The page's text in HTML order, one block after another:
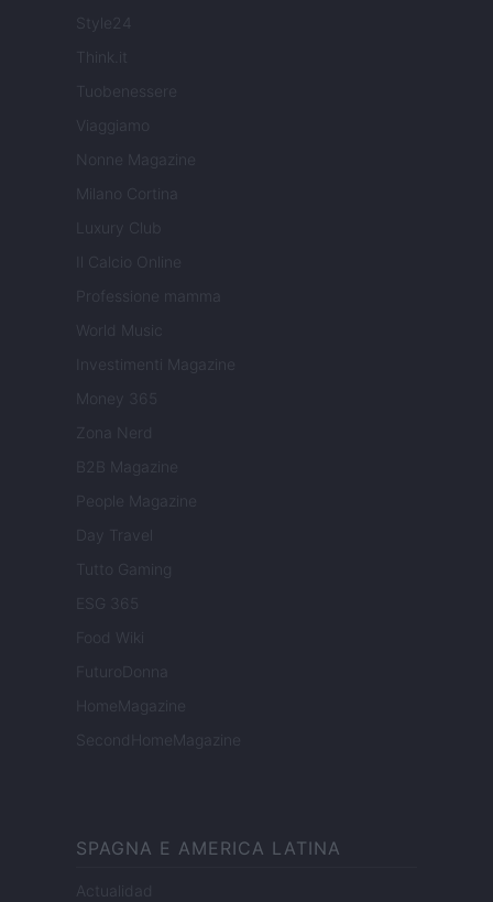
Style24
Think.it
Tuobenessere
Viaggiamo
Nonne Magazine
Milano Cortina
Luxury Club
Il Calcio Online
Professione mamma
World Music
Investimenti Magazine
Money 365
Zona Nerd
B2B Magazine
People Magazine
Day Travel
Tutto Gaming
ESG 365
Food Wiki
FuturoDonna
HomeMagazine
SecondHomeMagazine
SPAGNA E AMERICA LATINA
Actualidad